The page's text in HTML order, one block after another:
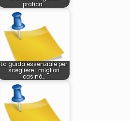
pratica…
La guida essenziale per
scegliere i migliori
casinò…